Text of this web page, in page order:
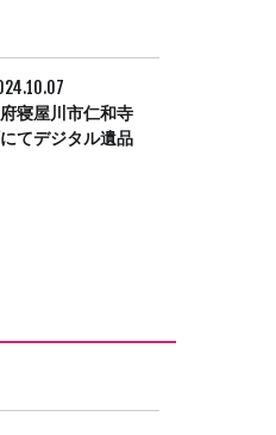
寝屋川市仁和寺
てデジタル遺品